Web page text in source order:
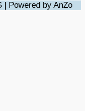
Powered by AnZo